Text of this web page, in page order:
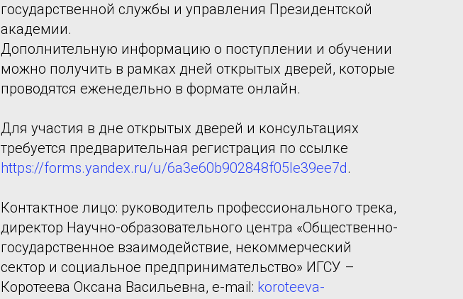
государственной службы и управления Президентской
академии.
Дополнительную информацию о поступлении и обучении
можно получить в рамках дней открытых дверей, которые
проводятся еженедельно в формате онлайн.
Для участия в дне открытых дверей и консультациях
требуется предварительная регистрация по ссылке
https://forms.yandex.ru/u/6a3e60b902848f05le39ee7d.
Контактное лицо: руководитель профессионального трека,
директор Научно-образовательного центра «Общественно-
государственное взаимодействие, некоммерческий
сектор и социальное предпринимательство» ИГСУ –
Коротеева Оксана Васильевна, e-mail: koroteeva-